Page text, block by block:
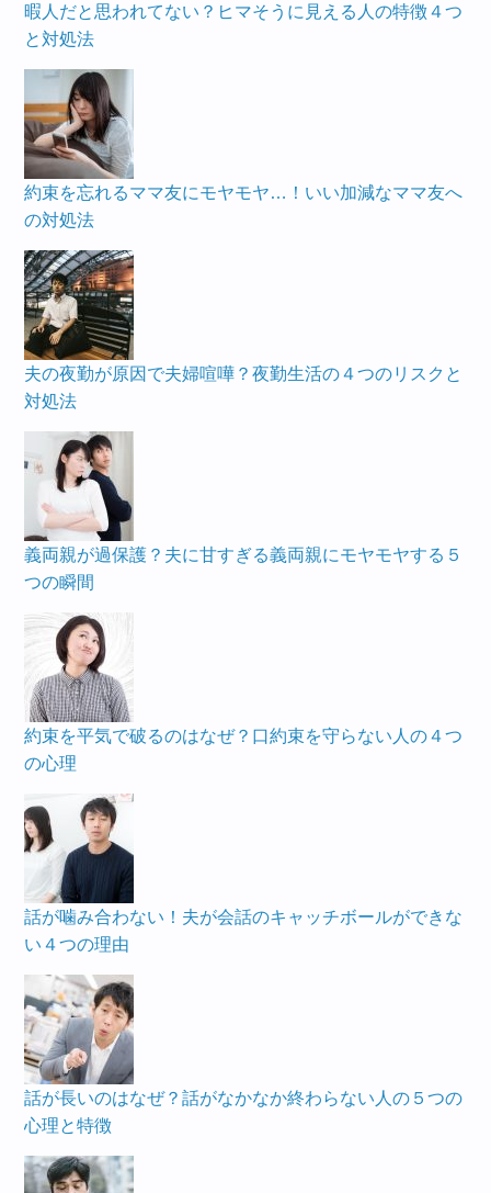
暇人だと思われてない？ヒマそうに見える人の特徴４つ
と対処法
約束を忘れるママ友にモヤモヤ…！いい加減なママ友へ
の対処法
夫の夜勤が原因で夫婦喧嘩？夜勤生活の４つのリスクと
対処法
義両親が過保護？夫に甘すぎる義両親にモヤモヤする５
つの瞬間
約束を平気で破るのはなぜ？口約束を守らない人の４つ
の心理
話が噛み合わない！夫が会話のキャッチボールができな
い４つの理由
話が長いのはなぜ？話がなかなか終わらない人の５つの
心理と特徴